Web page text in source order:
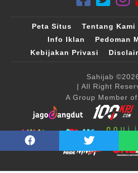
Peta Situs Tentang Kami
Info Iklan
Pedoman
Kebijakan Privasi
Sahijab
| All Right
A Group Member of